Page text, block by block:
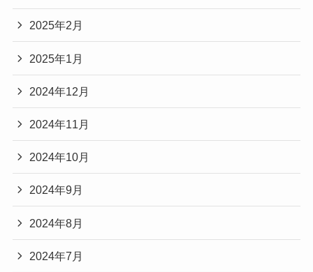
2025年2月
2025年1月
2024年12月
2024年11月
2024年10月
2024年9月
2024年8月
2024年7月